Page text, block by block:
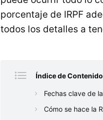
porcentaje de IRPF
todos los detalles a
Índice de
Fechas clave de
Cómo se hace la